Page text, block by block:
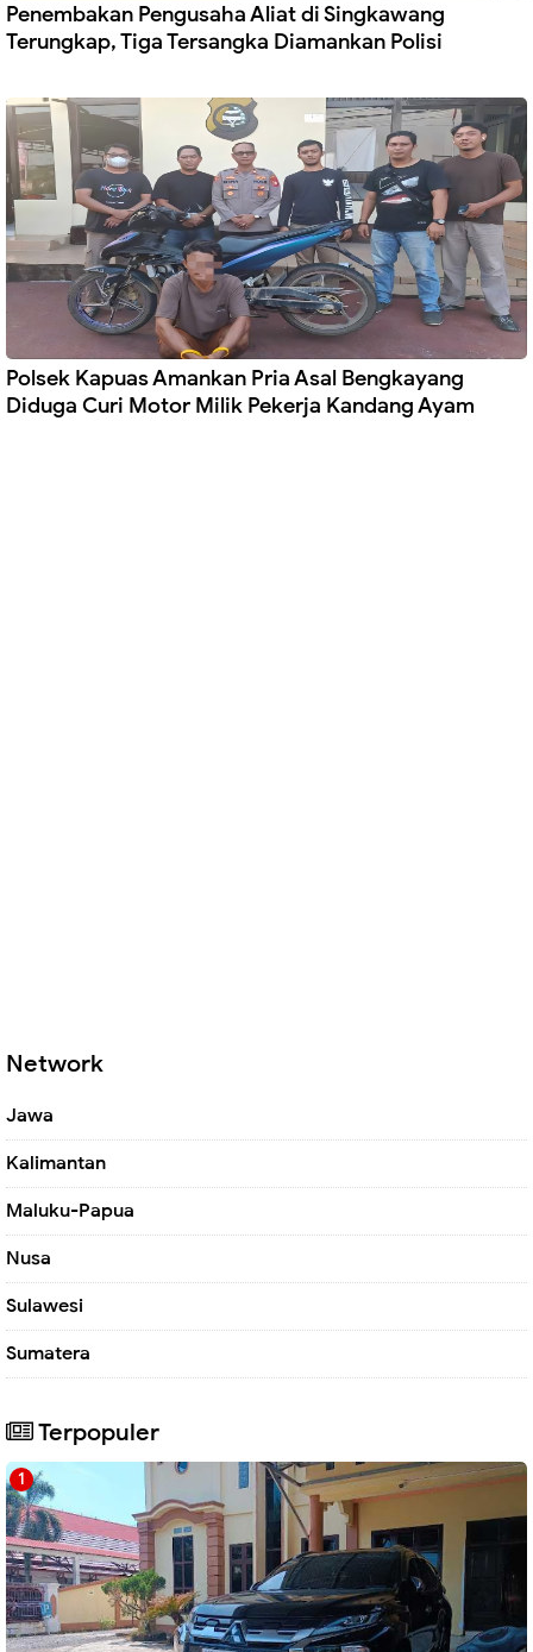
Penembakan Pengusaha Aliat di Singkawang
Terungkap, Tiga Tersangka Diamankan Polisi
Polsek Kapuas Amankan Pria Asal Bengkayang
Diduga Curi Motor Milik Pekerja Kandang Ayam
Network
Jawa
Kalimantan
Maluku-Papua
Nusa
Sulawesi
Sumatera
Terpopuler